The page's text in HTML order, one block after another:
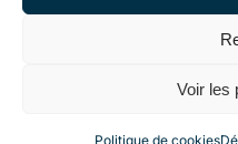
Voir les
Politique de cookies
Création de